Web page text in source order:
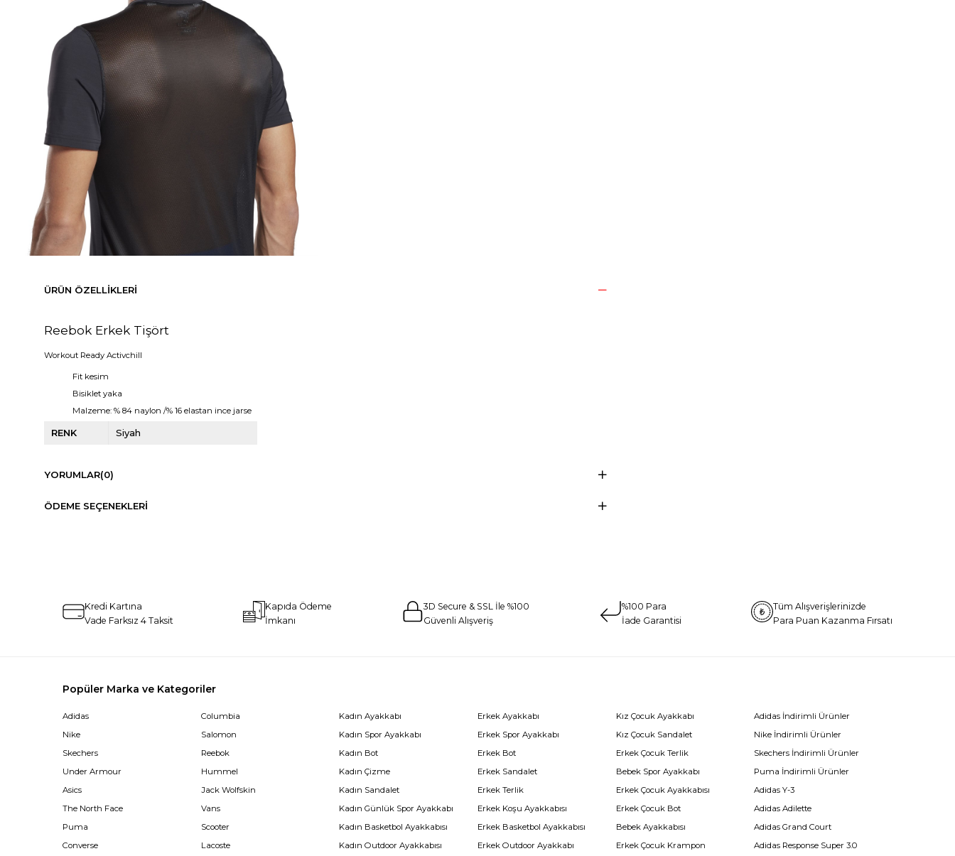
ÜRÜN ÖZELLIKLERI
Reebok Erkek Tişört
Workout Ready Activchill
Fit kesim
Bisiklet yaka
Malzeme: % 84 naylon /% 16 elastan ince jarse
RENK Siyah
YORUMLAR(0)
ÖDEME SEÇENEKLERI
Kredi Kartına
Vade Farksız 4 Taksit
Kapıda Ödeme
İmkanı
3D Secure & SSL İle %100
Güvenli Alışveriş
%100 Para
İade Garantisi
Tüm Alışverişlerinizde
Para Puan Kazanma Fırsatı
Popüler Marka ve Kategoriler
Adidas
Nike
Skechers
Under Armour
Asics
The North Face
Puma
Converse
Columbia
Salomon
Reebok
Hummel
Jack Wolfskin
Vans
Scooter
Lacoste
Kadın Ayakkabı
Kadın Spor Ayakkabı
Kadın Bot
Kadın Çizme
Kadın Sandalet
Kadın Günlük Spor Ayakkabı
Kadın Basketbol Ayakkabısı
Kadın Outdoor Ayakkabısı
Erkek Ayakkabı
Erkek Spor Ayakkabı
Erkek Bot
Erkek Sandalet
Erkek Terlik
Erkek Koşu Ayakkabısı
Erkek Basketbol Ayakkabısı
Erkek Outdoor Ayakkabı
Kız Çocuk Ayakkabı
Kız Çocuk Sandalet
Erkek Çocuk Terlik
Bebek Spor Ayakkabı
Erkek Çocuk Ayakkabısı
Erkek Çocuk Bot
Bebek Ayakkabısı
Erkek Çocuk Krampon
Adidas İndirimli Ürünler
Nike İndirimli Ürünler
Skechers İndirimli Ürünler
Puma İndirimli Ürünler
Adidas Y-3
Adidas Adilette
Adidas Grand Court
Adidas Response Super 3.0